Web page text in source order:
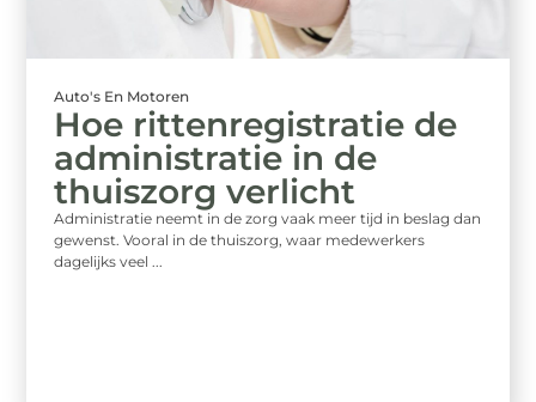
Auto's En Motoren
Hoe rittenregistratie de
administratie in de
thuiszorg verlicht
Administratie neemt in de zorg vaak meer tijd in beslag dan
gewenst. Vooral in de thuiszorg, waar medewerkers
dagelijks veel ...